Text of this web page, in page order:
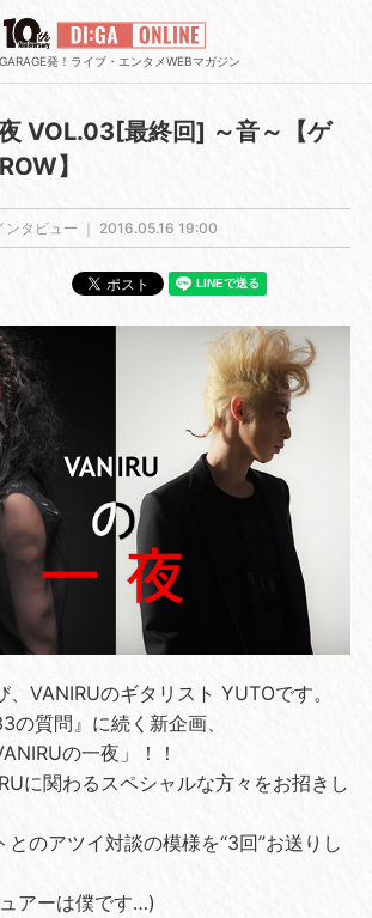
発！ライブ・エンタメWEBマガジン
VOL.03[最終回] ～音～【ゲ
】
ンタビュー ｜ 2016.05.16 19:00
、VANIRUのギタリスト YUTOです。
の質問』に続く新企画、
の一夜」！！
に関わるスペシャルな方々をお招きし
とのアツイ対談の模様を“3回”お送りし
アーは僕です…)